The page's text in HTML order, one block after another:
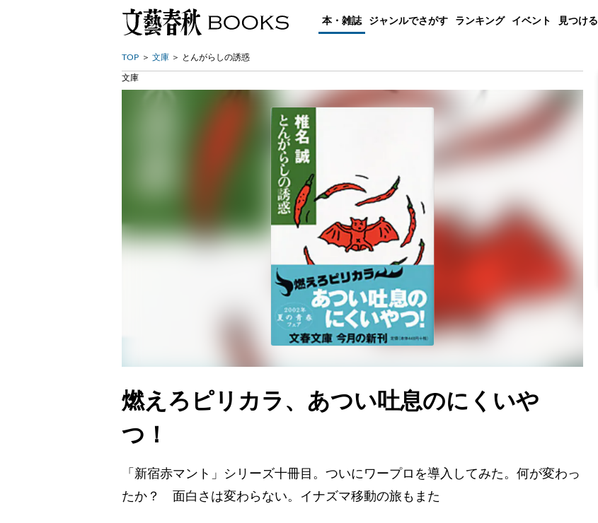
本・雑誌 ジャンルでさがす ランキング イベント 見つける
TOP 文庫 とんがらしの誘惑
文庫
燃えろピリカラ、あつい吐息のにくいや
つ！
「新宿赤マント」シリーズ十冊目。ついにワープロを導入してみた。何が変わっ
たか？ 面白さは変わらない。イナズマ移動の旅もまた